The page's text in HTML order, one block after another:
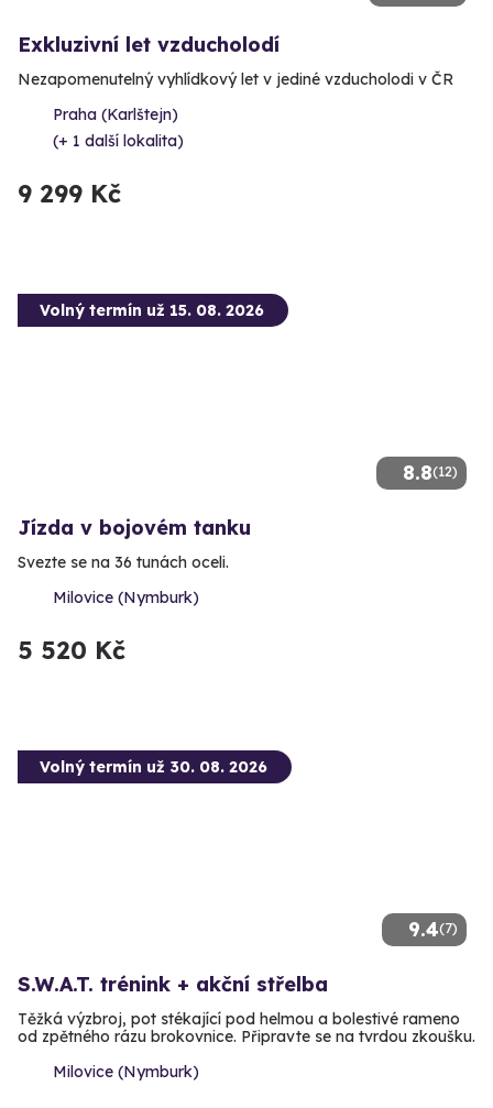
Exkluzivní let vzducholodí
Nezapomenutelný vyhlídkový let v jediné vzducholodi v ČR
Praha (Karlštejn)
(+ 1 další lokalita)
9 299 Kč
8.8(12)
Volný termín už 15. 08. 2026
Jízda v bojovém tanku
Svezte se na 36 tunách oceli.
Milovice (Nymburk)
5 520 Kč
9.4(7)
Volný termín už 30. 08. 2026
S.W.A.T. trénink + akční střelba
Těžká výzbroj, pot stékající pod helmou a bolestivé rameno
od zpětného rázu brokovnice. Připravte se na tvrdou zkoušku.
Milovice (Nymburk)